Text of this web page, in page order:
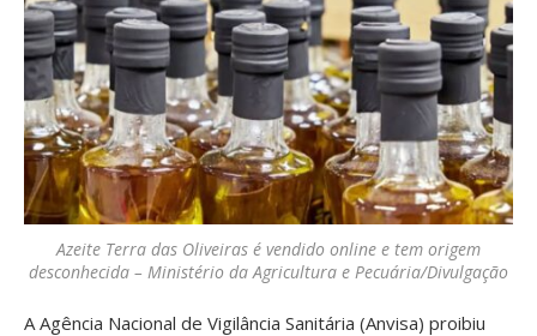
Azeite Terra das Oliveiras é vendido online e tem origem
desconhecida – Ministério da Agricultura e Pecuária/Divulgação
A Agência Nacional de Vigilância Sanitária (Anvisa) proibiu